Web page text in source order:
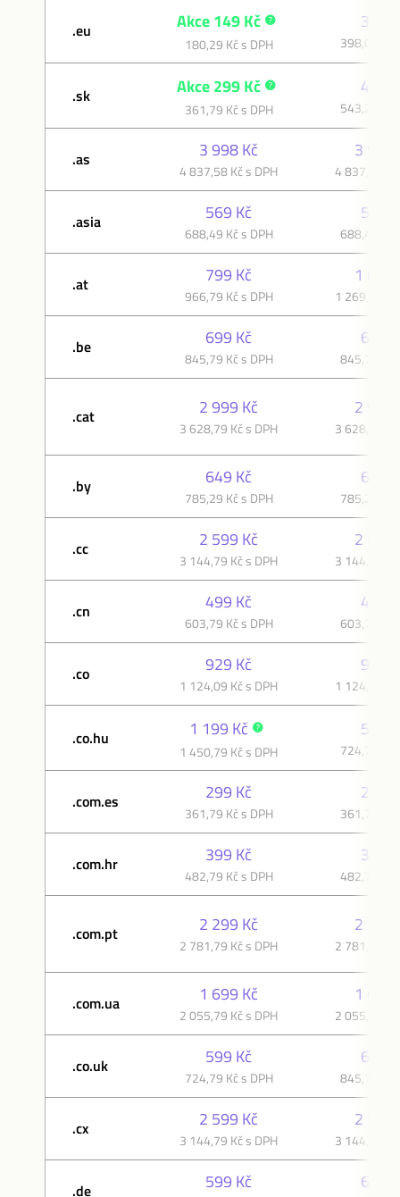
.eu Akce 149 Kč
180,29 Kč s DPH
329
398,09 Kč
.sk Akce 299 Kč
361,79 Kč s DPH
449
543,29 Kč
.as 3 998 Kč
4 837,58 Kč s DPH
3 998
4 837,58
.asia 569 Kč
688,49 Kč s DPH
569
688,49 Kč
.at 799 Kč
966,79 Kč s DPH
1 049
1 269,29
.be 699 Kč
845,79 Kč s DPH
699
845,79 Kč
.cat 2 999 Kč
3 628,79 Kč s DPH
2 999
3 628,79
.by 649 Kč
785,29 Kč s DPH
649
785,29 Kč
.cc 2 599 Kč
3 144,79 Kč s DPH
2 599
3 144,79
.cn 499 Kč
603,79 Kč s DPH
499
603,79 Kč
.co 929 Kč
1 124,09 Kč s DPH
929
1 124,09
.co.hu 1 199 Kč
1 450,79 Kč s DPH
599
724,79 Kč
.com.es 299 Kč
361,79 Kč s DPH
299
361,79 Kč
.com.hr 399 Kč
482,79 Kč s DPH
399
482,79 Kč
.com.pt 2 299 Kč
2 781,79 Kč s DPH
2 299
2 781,79
.com.ua 1 699 Kč
2 055,79 Kč s DPH
1 699
2 055,79
.co.uk 599 Kč
724,79 Kč s DPH
699
845,79 Kč
.cx 2 599 Kč
3 144,79 Kč s DPH
2 599
3 144,79
.de 599 Kč 699